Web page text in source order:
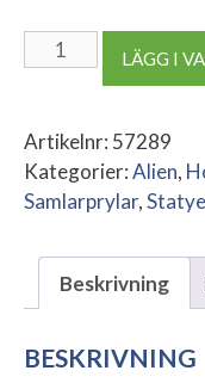
Alien
Romulus
1/1
Xenomorph
53
mängd
LÄGG I
Artikelnr: 57289
Kategorier:Alien,
Samlarprylar,
Beskrivning
BESKRIVNING